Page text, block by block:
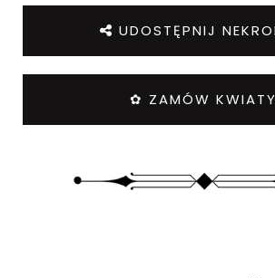
UDOSTĘPNIJ
✿ ZAMÓW KWIATY